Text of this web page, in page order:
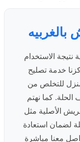
نتيجة الاستخدام
خدمة تصليح
للتخلص من
كما نهتم
الأصلية مثل
لضمان استعادة
معنا مباشرة